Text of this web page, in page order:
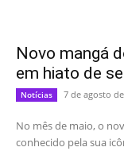
Novo mangá
em hiato de
Notícias 7 de agosto
No mês de maio, o
conhecido pela sua